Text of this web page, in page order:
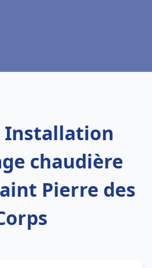
Installation
chaudière
Pierre des